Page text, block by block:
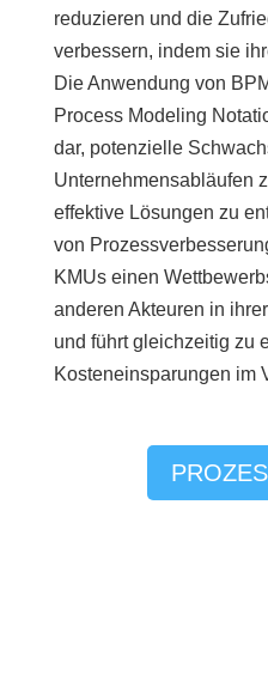
reduzieren und die
verbessern, indem sie
Die Anwendung von
Process Modeling
dar, potenzielle
Unternehmensabläufen
effektive Lösungen zu
von
KMUs einen
anderen Akteuren in
und führt gleichzeitig zu
Kosteneinsparungen im